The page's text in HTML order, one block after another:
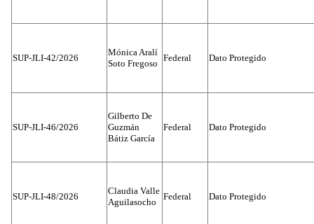
SUP-JLI-42/2026
Mónica Aralí
Soto Fregoso
Federal Dato Protegido
SUP-JLI-46/2026
Gilberto De
Guzmán
Bátiz García
Federal Dato Protegido
SUP-JLI-48/2026
Claudia Valle
Aguilasocho
Federal Dato Protegido